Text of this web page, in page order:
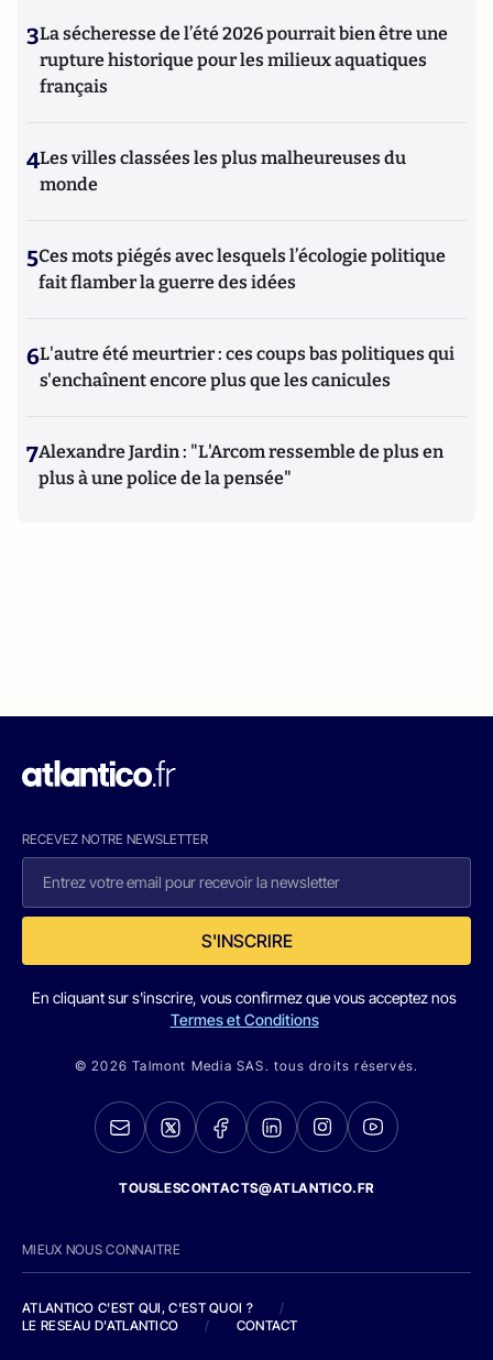
3La sécheresse de l’été 2026 pourrait bien être une
rupture historique pour les milieux aquatiques
français
4Les villes classées les plus malheureuses du
monde
5Ces mots piégés avec lesquels l’écologie politique
fait flamber la guerre des idées
6L'autre été meurtrier : ces coups bas politiques qui
s'enchaînent encore plus que les canicules
7Alexandre Jardin : "L'Arcom ressemble de plus en
plus à une police de la pensée"
RECEVEZ NOTRE NEWSLETTER
S'INSCRIRE
En cliquant sur s'inscrire, vous confirmez que vous acceptez nos
Termes et Conditions
© 2026 Talmont Media SAS. tous droits réservés.
TOUSLESCONTACTS@ATLANTICO.FR
MIEUX NOUS CONNAITRE
ATLANTICO C'EST QUI, C'EST QUOI ?
/
LE RESEAU D'ATLANTICO
/ CONTACT